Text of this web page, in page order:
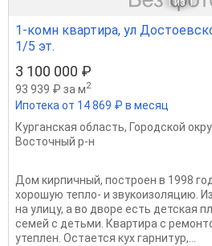
1-комн квартира, ул
1/5 эт.
3 100 000 ₽
93 939 ₽ за м2
Ипотека от 14 869 ₽ в месяц
Курганская область, Городской
Восточный р-н
Дом кирпичный, построен в 1998
хорошую тепло- и звукоизоляцию.
на улицу, а во дворе есть детская
семей с детьми. Квартира с
утеплен. Остается кух гарнитур,...